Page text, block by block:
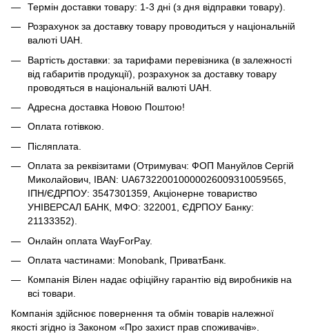
Термін доставки товару: 1-3 дні (з дня відправки товару).
Розрахунок за доставку товару проводиться у національній
валюті UAH.
Вартість доставки: за тарифами перевізника (в залежності
від габаритів продукції), розрахунок за доставку товару
проводяться в національній валюті UAH.
Адресна доставка Новою Поштою!
Оплата готівкою.
Післяплата.
Оплата за реквізитами (Отримувач: ФОП Мануйлов Сергій
Миколайович, IBAN: UA673220010000026009310059565,
ІПН/ЄДРПОУ: 3547301359, Акціонерне товариство
УНІВЕРСАЛ БАНК, МФО: 322001, ЄДРПОУ Банку:
21133352).
Онлайн оплата WayForPay.
Оплата частинами: Monobank, ПриватБанк.
Компанія Вілен надає офіційну гарантію від виробників на
всі товари.
Компанія здійснює повернення та обмін товарів належної
якості згідно із Законом «Про захист прав споживачів»